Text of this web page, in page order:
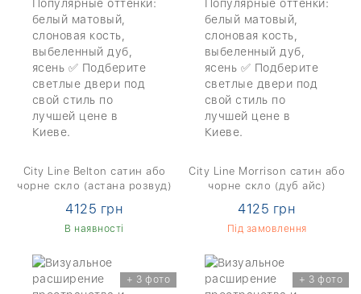
City Line Belton сатин або
чорне скло (астана розвуд)
4125 грн
В наявності
City Line Morrison сатин або
чорне скло (дуб айс)
4125 грн
Під замовлення
+ 3 фото + 3 фото